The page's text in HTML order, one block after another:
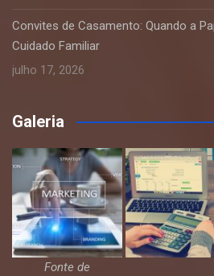
Convites de Casamento: Quando a
Cuidado Familiar
julho 17, 2026
Galeria
Fonte de